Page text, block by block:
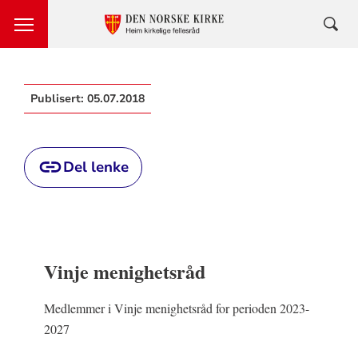
Publisert: 05.07.2018
Del lenke
Vinje menighetsråd
Medlemmer i Vinje menighetsråd for perioden 2023-
2027